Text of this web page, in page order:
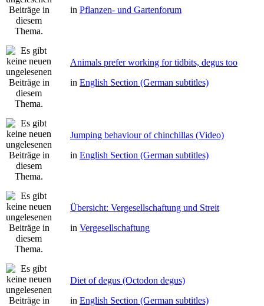
in Pflanzen- und Gartenforum
Animals prefer working for tidbits, degus too
in English Section (German subtitles)
Jumping behaviour of chinchillas (Video)
in English Section (German subtitles)
Übersicht: Vergesellschaftung und Streit
in Vergesellschaftung
Diet of degus (Octodon degus)
in English Section (German subtitles)